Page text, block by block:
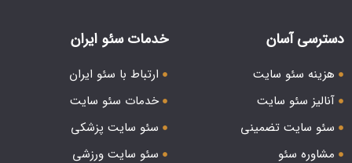
دسترسی آسان
هزینه سئو سایت
آنالیز سئو سایت
سئو سایت تضمینی
مشاوره سئو
خدمات سئو ایران
ارتباط با سئو ایران
خدمات سئو سایت
سئو سایت پزشکی
سئو سایت ورزشی